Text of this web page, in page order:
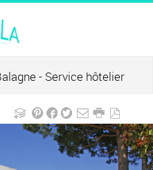
- Service hôtelier